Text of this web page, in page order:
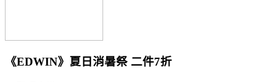
《EDWIN》夏日消暑祭 二件7折